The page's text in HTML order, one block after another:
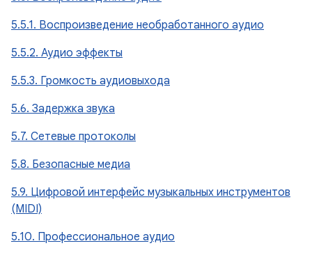
5.5.1. Воспроизведение необработанного аудио
5.5.2. Аудио эффекты
5.5.3. Громкость аудиовыхода
5.6. Задержка звука
5.7. Сетевые протоколы
5.8. Безопасные медиа
5.9. Цифровой интерфейс музыкальных инструментов
(MIDI)
5.10. Профессиональное аудио